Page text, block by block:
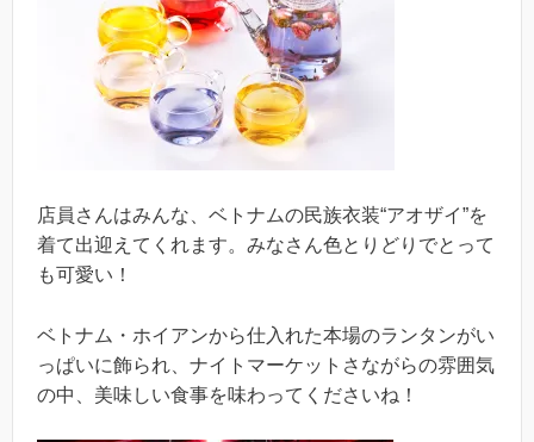
店員さんはみんな、ベトナムの民族衣装“アオザイ”を
着て出迎えてくれます。みなさん色とりどりでとって
も可愛い！
ベトナム・ホイアンから仕入れた本場のランタンがい
っぱいに飾られ、ナイトマーケットさながらの雰囲気
の中、美味しい食事を味わってくださいね！